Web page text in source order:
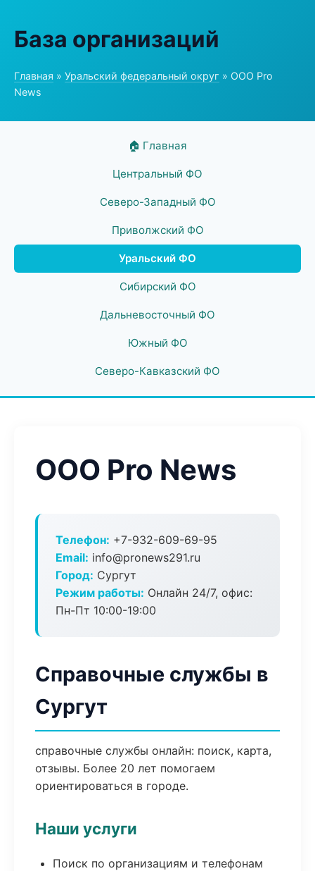
База организаций
Главная » Уральский федеральный округ » ООО Pro
News
🏠 Главная
Центральный ФО
Северо-Западный ФО
Приволжский ФО
Уральский ФО
Сибирский ФО
Дальневосточный ФО
Южный ФО
Северо-Кавказский ФО
ООО Pro News
Телефон: +7-932-609-69-95
Email: info@pronews291.ru
Город: Сургут
Режим работы: Онлайн 24/7, офис:
Пн-Пт 10:00-19:00
Справочные службы в
Сургут
справочные службы онлайн: поиск, карта,
отзывы. Более 20 лет помогаем
ориентироваться в городе.
Наши услуги
Поиск по организациям и телефонам